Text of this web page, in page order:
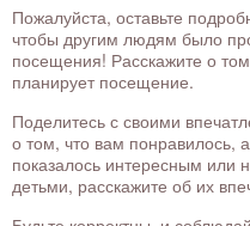
Пожалуйста, оставьте
чтобы другим людям было
посещения! Расскажите о
планирует посещение.
Поделитесь с своими
о том, что вам понравилось,
показалось интересным
детьми, расскажите об их